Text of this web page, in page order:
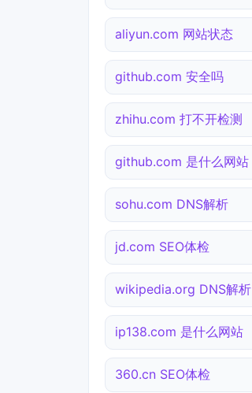
aliyun.com 网站状态
github.com 安全吗
zhihu.com 打不开检测
github.com 是什么网站
sohu.com DNS解析
jd.com SEO体检
wikipedia.org DNS解析
ip138.com 是什么网站
360.cn SEO体检